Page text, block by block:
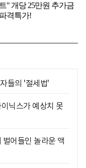
들의 '절세법'
닉스가 예상치 못
어들인 놀라운 액